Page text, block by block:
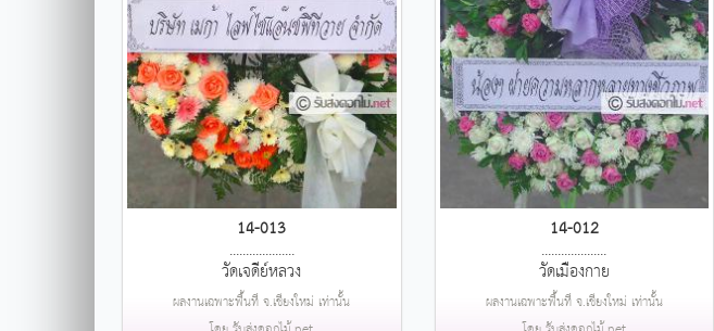
14-013
....................
วัดเจดีย์หลวง
ผลงานเฉพาะพื้นที่ จ.เชียงใหม่ เท่านั้น
14-012
....................
วัดเมืองกาย
ผลงานเฉพาะพื้นที่ จ.เชียงใหม่ เท่านั้น